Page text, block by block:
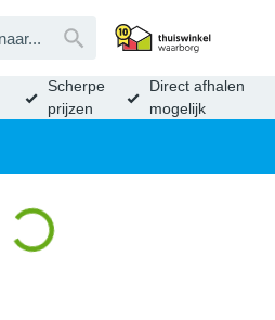
Scherpe
prijzen
Direct afhalen
mogelijk